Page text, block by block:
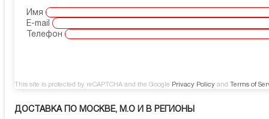
Имя
E-mail
Телефон
This site is protected by reCAPTCHA and the Google Privacy Policy and Terms of
ДОСТАВКА ПО МОСКВЕ, М.О И В РЕГИОНЫ